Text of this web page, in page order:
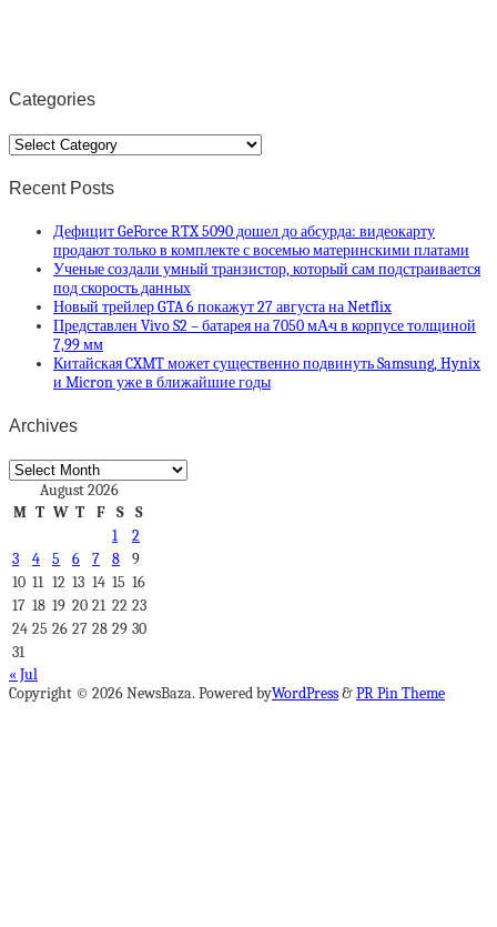
Categories
Categories
Recent Posts
Дефицит GeForce RTX 5090 дошел до абсурда: видеокарту
продают только в комплекте с восемью материнскими платами
Ученые создали умный транзистор, который сам подстраивается
под скорость данных
Новый трейлер GTA 6 покажут 27 августа на Netflix
Представлен Vivo S2 – батарея на 7050 мА·ч в корпусе толщиной
7,99 мм
Китайская CXMT может существенно подвинуть Samsung, Hynix
и Micron уже в ближайшие годы
Archives
Archives
August 2026
M T W T F S
S
1
2
3
4 5 6 7 8
9
10 11 12 13 14 15 16
17 18 19 20 21 22 23
24 25 26 27 28 29 30
31
« Jul
Copyright © 2026 NewsBaza. Powered byWordPress&PR Pin Theme